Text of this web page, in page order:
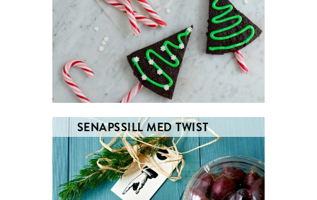
SENAPSSILL MED TWIST